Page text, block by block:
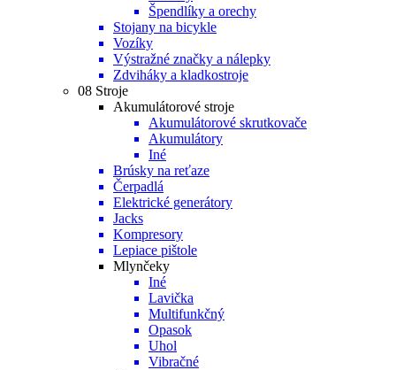
Špendlíky a orechy
Stojany na bicykle
Vozíky
Výstražné značky a nálepky
Zdviháky a kladkostroje
08 Stroje
Akumulátorové stroje
Akumulátorové skrutkovače
Akumulátory
Iné
Brúsky na reťaze
Čerpadlá
Elektrické generátory
Jacks
Kompresory
Lepiace pištole
Mlynčeky
Iné
Lavička
Multifunkčný
Opasok
Uhol
Vibračné